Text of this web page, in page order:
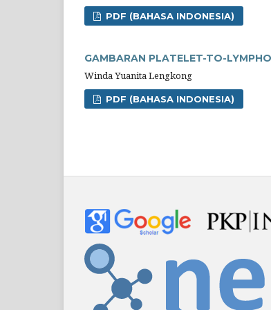
PDF (BAHASA INDONESIA)
GAMBARAN PLATELET-TO-
Winda Yuanita Lengkong
PDF (BAHASA INDONESIA)